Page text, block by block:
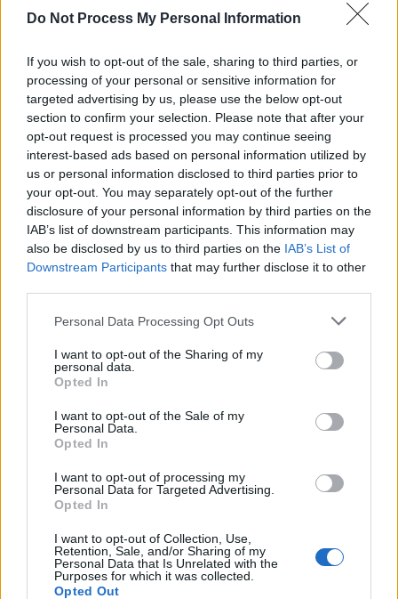
Do Not Process My Personal Information
If you wish to opt-out of the sale, sharing to third parties, or
processing of your personal or sensitive information for
targeted advertising by us, please use the below opt-out
section to confirm your selection. Please note that after your
opt-out request is processed you may continue seeing
interest-based ads based on personal information utilized by
us or personal information disclosed to third parties prior to
your opt-out. You may separately opt-out of the further
disclosure of your personal information by third parties on the
IAB’s list of downstream participants. This information may
also be disclosed by us to third parties on the IAB’s List of
Downstream Participants that may further disclose it to other
Personal Data Processing Opt Outs
I want to opt-out of the Sharing of my
personal data.
Opted In
I want to opt-out of the Sale of my
Personal Data.
Opted In
I want to opt-out of processing my
Personal Data for Targeted Advertising.
Opted In
I want to opt-out of Collection, Use,
Retention, Sale, and/or Sharing of my
Personal Data that Is Unrelated with the
Purposes for which it was collected.
Opted Out
de sécurité. On commence par se laver les mains, puis on casse
petit bol pour vérifier qu’il ne présente pas de défauts ou de traces
suspectes. Ce n’est qu’après cette étape qu’on l’incorpore à la
préparation, en jetant immédiatement la coquille.
Article précédent
Ce qu’il ne faut jamais
stocker sous votre lit
pour votre santé
Article suivant
Ce qu’il faut absolument
éviter avant de dormir
pour protéger votre
cerveau
ARTICLES CONNEXES